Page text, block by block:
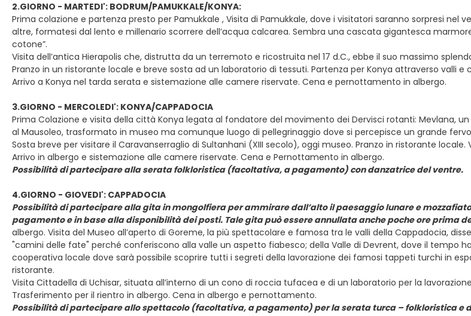
2.GIORNO - MARTEDI': BODRUM/PAMUKKALE/KONYA:
Prima colazione e partenza presto per Pamukkale , Visita di Pamukkale, dove i visitatori saranno sorpresi
altre, formatesi dal lento e millenario scorrere dell’acqua calcarea. Sembra una cascata gigantesca
cotone”.
Visita dell’antica Hierapolis che, distrutta da un terremoto e ricostruita nel 17 d.C., ebbe il suo massimo
Pranzo in un ristorante locale e breve sosta ad un laboratorio di tessuti. Partenza per Konya attraverso valli e
Arrivo a Konya nel tarda serata e sistemazione alle camere riservate. Cena e pernottamento in albergo.
3.GIORNO - MERCOLEDI': KONYA/CAPPADOCIA
Prima Colazione e visita della città Konya legata al fondatore del movimento dei Dervisci rotanti: Mevlana,
al Mausoleo, trasformato in museo ma comunque luogo di pellegrinaggio dove si percepisce un grande
Sosta breve per visitare il Caravanserraglio di Sultanhani (XIII secolo), oggi museo. Pranzo in ristorante
Arrivo in albergo e sistemazione alle camere riservate. Cena e Pernottamento in albergo.
Possibilità di partecipare alla serata folkloristica (facoltativa, a pagamento) con danzatrice del ventre.
4.GIORNO - GIOVEDI': CAPPADOCIA
Possibilità di partecipare alla gita in mongolfiera per ammirare dall’alto il paesaggio lunare e
pagamento e in base alla disponibilità dei posti. Tale gita può essere annullata anche poche ore prima
albergo. Visita del Museo all’aperto di Goreme, la più spettacolare e famosa tra le valli della Cappadocia,
"camini delle fate" perché conferiscono alla valle un aspetto fiabesco; della Valle di Devrent, dove il tempo
cooperativa locale dove sarà possibile scoprire tutti i segreti della lavorazione dei famosi tappeti turchi in
ristorante.
Visita Cittadella di Uchisar, situata all’interno di un cono di roccia tufacea e di un laboratorio per la
Trasferimento per il rientro in albergo. Cena in albergo e pernottamento.
Possibilità di partecipare allo spettacolo (facoltativa, a pagamento) per la serata turca – folkloristica e